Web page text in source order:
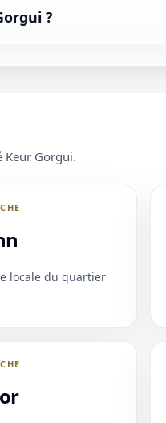
?
Keur Gorgui.
locale du quartier